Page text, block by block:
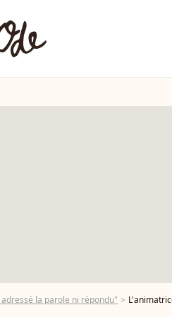
la parole ni répondu" L'animatrice Julie Hantson a alors indiqué révélé que l'ex-mari de la romancière "ne lui a plus